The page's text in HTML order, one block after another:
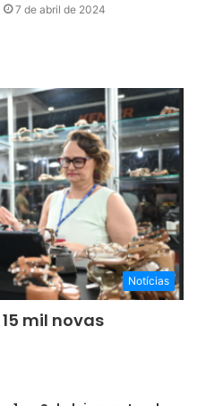
7 de abril de 2024
Notícias
mil novas